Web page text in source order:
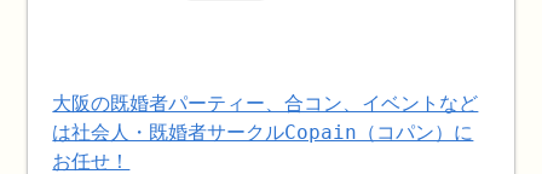
大阪の既婚者パーティー、合コン、イベントなど
は社会人・既婚者サークルCopain（コパン）に
お任せ！